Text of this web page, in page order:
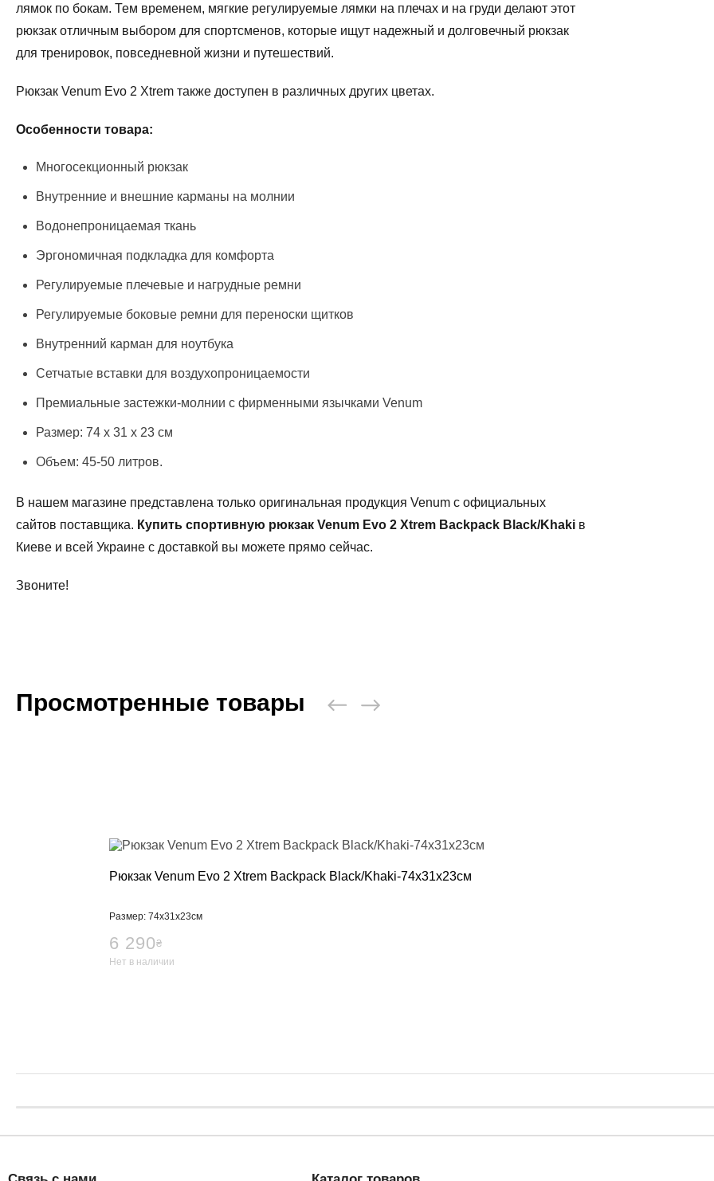
лямок по бокам. Тем временем, мягкие регулируемые лямки на плечах и на груди делают этот
рюкзак отличным выбором для спортсменов, которые ищут надежный и долговечный рюкзак
для тренировок, повседневной жизни и путешествий.
Рюкзак Venum Evo 2 Xtrem также доступен в различных других цветах.
Особенности товара:
Многосекционный рюкзак
Внутренние и внешние карманы на молнии
Водонепроницаемая ткань
Эргономичная подкладка для комфорта
Регулируемые плечевые и нагрудные ремни
Регулируемые боковые ремни для переноски щитков
Внутренний карман для ноутбука
Сетчатые вставки для воздухопроницаемости
Премиальные застежки-молнии с фирменными язычками Venum
Размер: 74 x 31 x 23 см
Объем: 45-50 литров.
В нашем магазине представлена только оригинальная продукция Venum с официальных
сайтов поставщика. Купить спортивную рюкзак Venum Evo 2 Xtrem Backpack Black/Khaki в
Киеве и всей Украине с доставкой вы можете прямо сейчас.
Звоните!
Просмотренные товары
Рюкзак Venum Evo 2 Xtrem Backpack Black/Khaki-74х31х23см
Размер: 74х31х23см
6 290₴
Нет в наличии